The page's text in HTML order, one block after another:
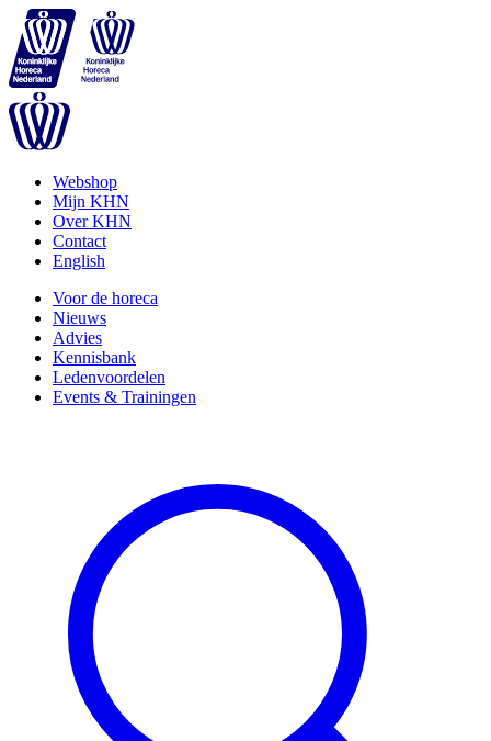
Webshop
Mijn KHN
Over KHN
Contact
English
Voor de horeca
Nieuws
Advies
Kennisbank
Ledenvoordelen
Events & Trainingen